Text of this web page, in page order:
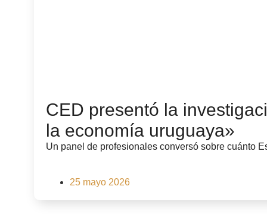
CED presentó la
la economía uruguaya»
Un panel de profesionales conversó sobre cuánto
25 mayo 2026